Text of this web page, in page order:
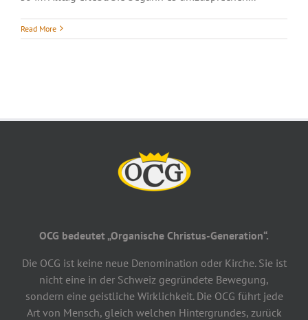
Read More
OCG bedeutet „Organische Christus-Generation“.
Die OCG ist keine neue Denomination oder Kirche. Sie ist
nicht eine in der Schweiz gegründete Bewegung,
sondern eine geistliche Wirklichkeit. Die OCG führt jede
Art von Mensch, gleich welchen Hintergrundes, zurück